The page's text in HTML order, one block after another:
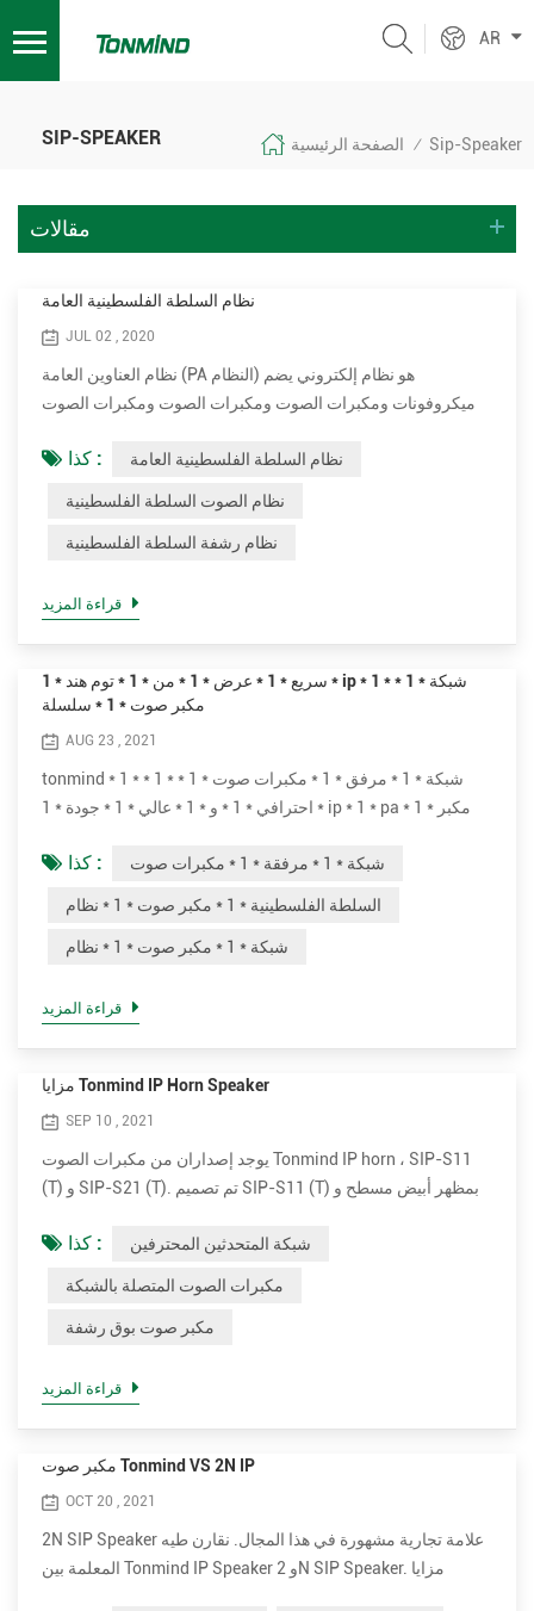
AR
SIP-SPEAKER الصفحة الرئيسية / Sip-Speaker
مقالات
نظام السلطة الفلسطينية العامة
JUL 02 , 2020
نظام العناوين العامة (PA النظام) هو نظام إلكتروني يضم
ميكروفونات ومكبرات الصوت ومكبرات الصوت ومكبرات الصوت
صوت بشري أو آلة موسيقية أو مصدر صوت صوتي آخر أو صوت
مسجل أو موسيقى. تستخدم أنظمة السلطة الفلسطينية في أي
مكان علني يتطلب أن يكون مذيع أو فنانا، إلخ. تكون مسموعة بدرجة
كافية على مسافة أو أكثر من مساحة كبيرة. تشمل التطبيقات
كذا : نظام السلطة الفلسطينية العامة
نظام الصوت السلطة الفلسطينية
نظام رشفة السلطة الفلسطينية
قراءة المزيد
سريع * 1 * عرض * 1 * من * 1 * توم هند * 1 * ip * 1 * شبكة * 1 *
مكبر صوت * 1 * سلسلة
AUG 23 , 2021
tonmind * 1 * شبكة * 1 * مرفق * 1 * مكبرات صوت * 1 * * 1 *
احترافي * 1 * و * 1 * عالي * 1 * جودة * 1 * ip * 1 * pa * 1 * مكبر
أو * 1 * مجدول * 1 * صوت * 1 * رسائل * 1 * إلى تشغيل * 1 * خلفية
* 1 * موسيقى ، * 1 * إعلانات سنوية ، * 1 * أمان * 1 * أو * 1 * حريق
يك...
كذا : شبكة * 1 * مرفقة * 1 * مكبرات صوت
السلطة الفلسطينية * 1 * مكبر صوت * 1 * نظام
شبكة * 1 * مكبر صوت * 1 * نظام
قراءة المزيد
مزايا Tonmind IP Horn Speaker
SEP 10 , 2021
يوجد إصداران من مكبرات الصوت Tonmind IP horn ، SIP-S11
(T) و SIP-S21 (T). تم تصميم SIP-S11 (T) بمظهر أبيض مسطح و
مكبر صوت اختياري بقدرة 15 وات و 30 وات. التوصيل والبث. سهل
التركيب مكبرات الصوت الخارجية ذات القرن IP بسيطة جدًا للتثبيت.
كذا : شبكة المتحدثين المحترفين
مكبرات الصوت المتصلة بالشبكة
مكبر صوت بوق رشفة
قراءة المزيد
مكبر صوت Tonmind VS 2N IP
OCT 20 , 2021
2N SIP Speaker علامة تجارية مشهورة في هذا المجال. نقارن طيه
المعلمة بين Tonmind IP Speaker و 2N SIP Speaker. مزايا